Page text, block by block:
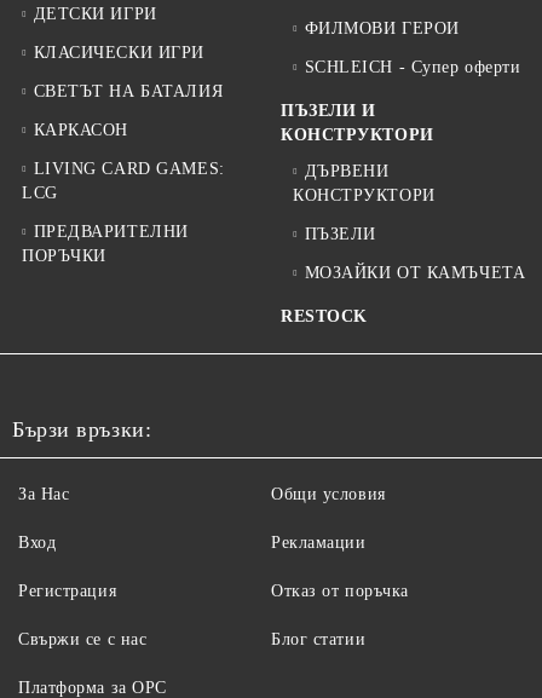
ДЕТСКИ ИГРИ
КЛАСИЧЕСКИ ИГРИ
СВЕТЪТ НА БАТАЛИЯ
КАРКАСОН
LIVING CARD GAMES:
LCG
ПРЕДВАРИТЕЛНИ
ПОРЪЧКИ
ФИЛМОВИ ГЕРОИ
SCHLEICH - Супер оферти
ПЪЗЕЛИ И
КОНСТРУКТОРИ
ДЪРВЕНИ
КОНСТРУКТОРИ
ПЪЗЕЛИ
МОЗАЙКИ ОТ КАМЪЧЕТА
RESTOCK
Бързи връзки:
За Нас
Вход
Регистрация
Свържи се с нас
Общи условия
Рекламации
Отказ от поръчка
Блог статии
Платформа за ОРС